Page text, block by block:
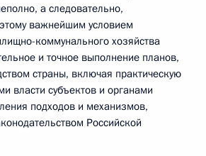
а следовательно,
важнейшим условием
коммунального хозяйства
и точное выполнение планов,
страны, включая практическую
власти субъектов и органами
подходов и механизмов,
Российской